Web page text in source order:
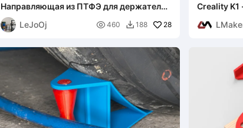
Направляющая из ПТФЭ для держателя
катушки Hi / I7
LeJoOj
 460  188 28
Creality